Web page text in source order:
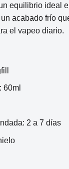
equilibrio ideal
acabado frío
el vapeo diario.
60ml
2 a 7 días